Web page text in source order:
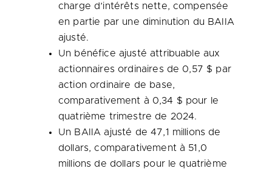
charge d’intérêts nette, compensée
en partie par une diminution du BAIIA
ajusté.
Un bénéfice ajusté attribuable aux
actionnaires ordinaires de 0,57 $ par
action ordinaire de base,
comparativement à 0,34 $ pour le
quatrième trimestre de 2024.
Un BAIIA ajusté de 47,1 millions de
dollars, comparativement à 51,0
millions de dollars pour le quatrième